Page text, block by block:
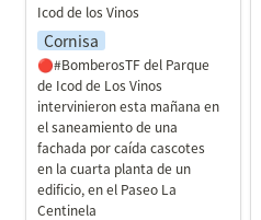
Icod de los Vinos
Cornisa
🔴#BomberosTF del Parque
de Icod de Los Vinos
intervinieron esta mañana en
el saneamiento de una
fachada por caída cascotes
en la cuarta planta de un
edificio, en el Paseo La
Centinela